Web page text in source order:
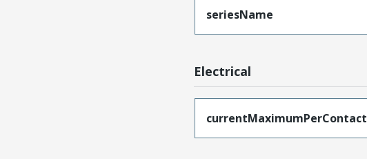
seriesName
Electrical
currentMaximumPerContact